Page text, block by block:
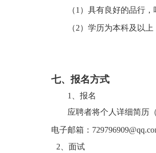
（1）具有良好的品行，
（2）学历为本科及以
七、报名方式
1、报名
应聘者将个人详细简历
电子邮箱：
2、面试